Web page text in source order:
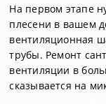
На первом этапе
плесени в вашем
вентиляционная
трубы. Ремонт
вентиляции в
сказывается на